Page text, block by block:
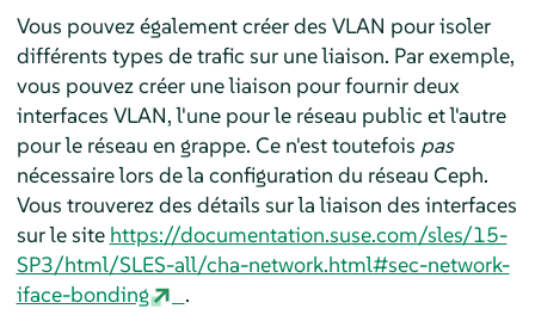
Vous pouvez également créer des VLAN pour isoler
différents types de trafic sur une liaison. Par exemple,
vous pouvez créer une liaison pour fournir deux
interfaces VLAN, l'une pour le réseau public et l'autre
pour le réseau en grappe. Ce n'est toutefois pas
nécessaire lors de la configuration du réseau Ceph.
Vous trouverez des détails sur la liaison des interfaces
sur le site https://documentation.suse.com/sles/15-
SP3/html/SLES-all/cha-network.html#sec-network-
iface-bonding
.